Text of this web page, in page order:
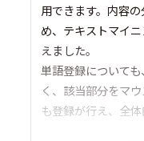
用できます。内容
め、テキストマイ
えました。
単語登録について
く、該当部分をマ
も登録が行え、全